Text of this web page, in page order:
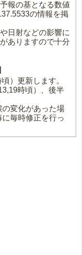
報の基となる数値
の情報を掲
日射などの影響に
ありますので十分
）更新します。
時頃）、後半
変化があった場
毎時修正を行っ